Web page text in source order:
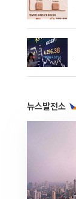
뉴스발전소